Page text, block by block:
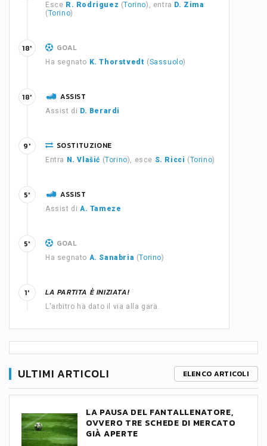
Esce R. Rodriguez (Torino), entra D. Zima
(Torino)
GOAL
Ha segnato K. Thorstvedt (Sassuolo)
18'
ASSIST
Assist di D. Berardi
18'
SOSTITUZIONE
Entra N. Vlašić (Torino), esce S. Ricci (Torino)
9'
ASSIST
Assist di A. Tameze
5'
GOAL
Ha segnato A. Sanabria (Torino)
5'
LA PARTITA È INIZIATA!
L'arbitro ha dato il via alla gara.
1'
ULTIMI ARTICOLI ELENCO ARTICOLI
LA PAUSA DEL FANTALLENATORE,
OVVERO TRE SCHEDE DI MERCATO
GIÀ APERTE